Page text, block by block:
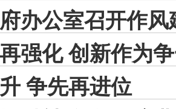
办公室召开作风
强化 创新作为
争先再进位